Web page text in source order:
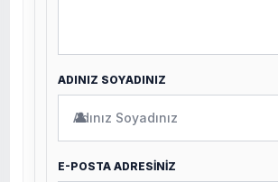
ADINIZ SOYADINIZ
👤
E-POSTA ADRESİNİZ